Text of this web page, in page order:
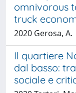
omnivorous
truck
2020 Gerosa, A.
Il quartiere
dal basso:
sociale e